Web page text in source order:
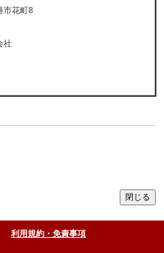
市花町8
社
利用規約・免責事項